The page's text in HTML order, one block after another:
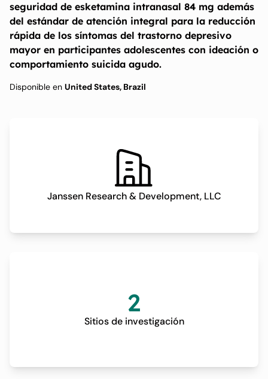
seguridad de esketamina intranasal 84 mg además
del estándar de atención integral para la reducción
rápida de los síntomas del trastorno depresivo
mayor en participantes adolescentes con ideación o
comportamiento suicida agudo.
Disponible en United States, Brazil
Janssen Research & Development, LLC
2
Sitios de investigación